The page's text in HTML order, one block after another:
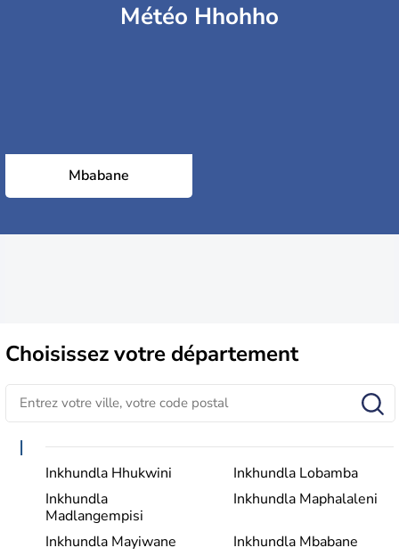
Météo Hhohho
Mbabane
Choisissezvotre département
I
Inkhundla Hhukwini
Inkhundla Lobamba
Inkhundla
Madlangempisi
Inkhundla Maphalaleni
Inkhundla Mayiwane
Inkhundla Mbabane